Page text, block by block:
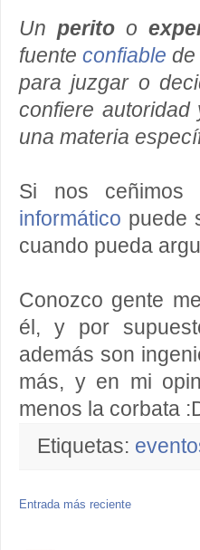
Un peritoo
fuenteconfiable de
para juzgar o
confiere
una materia
Si nos ceñimos
informático puede
cuando pueda
Conozco gente
él, y por
además son
más, y en mi
menos la corbata
Etiquetas:
Entrada más reciente